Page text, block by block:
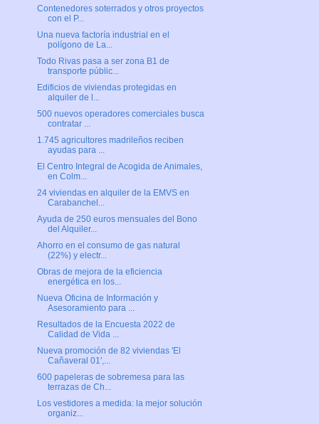
Contenedores soterrados y otros proyectos
con el P...
Una nueva factoría industrial en el
polígono de La...
Todo Rivas pasa a ser zona B1 de
transporte públic...
Edificios de viviendas protegidas en
alquiler de l...
500 nuevos operadores comerciales busca
contratar ...
1.745 agricultores madrileños reciben
ayudas para ...
El Centro Integral de Acogida de Animales,
en Colm...
24 viviendas en alquiler de la EMVS en
Carabanchel...
Ayuda de 250 euros mensuales del Bono
del Alquiler...
Ahorro en el consumo de gas natural
(22%) y electr...
Obras de mejora de la eficiencia
energética en los...
Nueva Oficina de Información y
Asesoramiento para ...
Resultados de la Encuesta 2022 de
Calidad de Vida ...
Nueva promoción de 82 viviendas 'El
Cañaveral 01',...
600 papeleras de sobremesa para las
terrazas de Ch...
Los vestidores a medida: la mejor solución
organiz...